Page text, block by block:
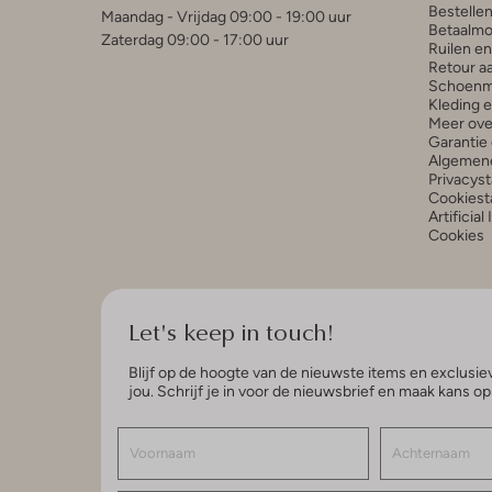
Maandag - Vrijdag 09:00 - 19:00 uur
Zaterdag 09:00 - 17:00 uur
Ruilen
Retour
Kleding
Meer
Garantie
Artificial
Cookies
Let's keep in touch!
Blijf op de hoogte van de nieuwste items en
jou. Schrijf je in voor de nieuwsbrief en maak kans